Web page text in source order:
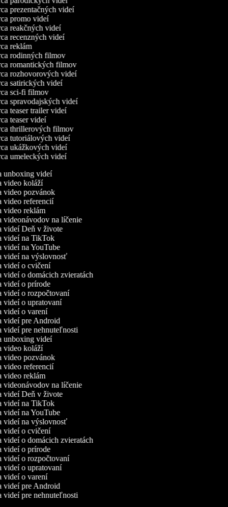
prezentačných videí
promo videí
reakčných videí
recenzných videí
reklám
rodinných filmov
romantických filmov
rozhovorových videí
satirických videí
sci-fi filmov
spravodajských videí
teaser trailer videí
teaser videí
thrillerových filmov
tutoriálových videí
ukážkových videí
umeleckých videí
unboxing videí
video koláží
video pozvánok
video referencií
video reklám
videonávodov na líčenie
videí Deň v živote
videí na TikTok
videí na YouTube
videí na výslovnosť
videí o cvičení
videí o domácich zvieratách
videí o prírode
videí o rozpočtovaní
videí o upratovaní
videí o varení
videí pre Android
videí pre nehnuteľnosti
unboxing videí
video koláží
video pozvánok
video referencií
video reklám
videonávodov na líčenie
videí Deň v živote
videí na TikTok
videí na YouTube
videí na výslovnosť
videí o cvičení
videí o domácich zvieratách
videí o prírode
videí o rozpočtovaní
videí o upratovaní
videí o varení
videí pre Android
videí pre nehnuteľnosti